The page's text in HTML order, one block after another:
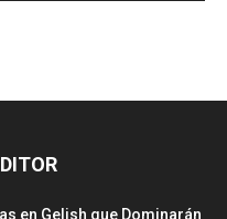
en Gelish que Dominarán